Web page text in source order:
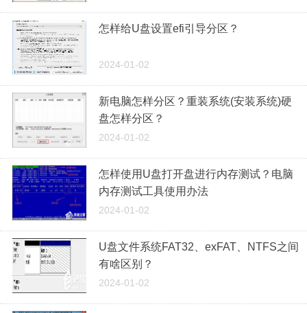
怎样给U盘设置efi引导分区？
2024-01-02
新电脑怎样分区？重装系统(安装系统)硬
盘怎样分区？
2024-01-02
怎样使用U盘打开盘进行内存测试？电脑
内存测试工具使用办法
2024-01-02
U盘文件系统FAT32、exFAT、NTFS之间
有啥区别？
2024-01-02